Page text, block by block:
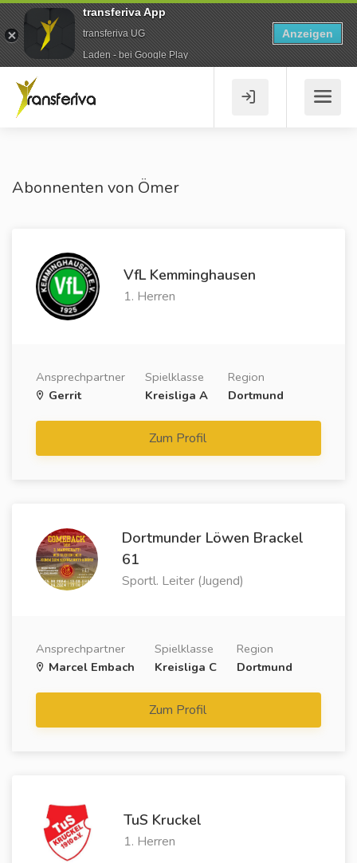
Abonnenten von Ömer
VfL Kemminghausen
1. Herren
Ansprechpartner
Gerrit
Spielklasse
Kreisliga A
Region
Dortmund
Zum Profil
Dortmunder Löwen Brackel
61
Sportl. Leiter (Jugend)
Ansprechpartner
Marcel Embach
Spielklasse
Kreisliga C
Region
Dortmund
Zum Profil
TuS Kruckel
1. Herren
transferiva App
transferiva UG
Laden - bei Google Play
Anzeigen